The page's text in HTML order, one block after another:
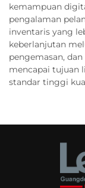
kemampuan
pengalaman
inventaris yang
keberlanjutan
pengemasan,
mencapai tujuan
standar tinggi